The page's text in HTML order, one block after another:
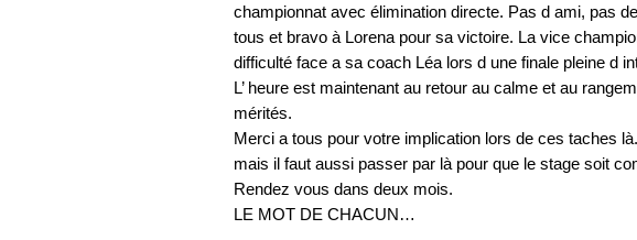
championnat avec élimination directe. Pas d ami, pas
tous et bravo à Lorena pour sa victoire. La vice
difficulté face a sa coach Léa lors d une finale pleine d
L’ heure est maintenant au retour au calme et au
mérités.
Merci a tous pour votre implication lors de ces taches
mais il faut aussi passer par là pour que le stage soit
Rendez vous dans deux mois.
LE MOT DE CHACUN…